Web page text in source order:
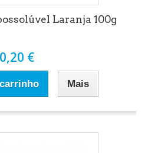
Laranja 100g
€
Mais